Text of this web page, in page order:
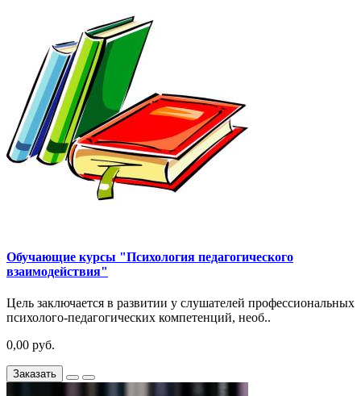
Обучающие курсы "Психология педагогического
взаимодействия"
Цель заключается в развитии у слушателей профессиональных
психолого-педагогических компетенций, необ..
0,00 руб.
Заказать